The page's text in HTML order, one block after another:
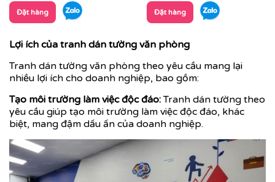
Đặt hàng Đặt hàng
Lợi ích của tranh dán tường văn phòng
Tranh dán tường văn phòng theo yêu cầu mang lại
nhiều lợi ích cho doanh nghiệp, bao gồm:
Tạo môi trường làm việc độc đáo:Tranh dán tường theo
yêu cầu giúp tạo môi trường làm việc độc đáo, khác
biệt, mang đậm dấu ấn của doanh nghiệp.